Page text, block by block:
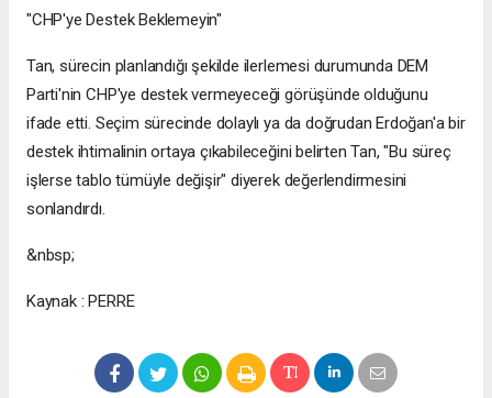
"CHP'ye Destek Beklemeyin"
Tan, sürecin planlandığı şekilde ilerlemesi durumunda DEM
Parti'nin CHP'ye destek vermeyeceği görüşünde olduğunu
ifade etti. Seçim sürecinde dolaylı ya da doğrudan Erdoğan'a bir
destek ihtimalinin ortaya çıkabileceğini belirten Tan, "Bu süreç
işlerse tablo tümüyle değişir" diyerek değerlendirmesini
sonlandırdı.
&nbsp;
Kaynak : PERRE